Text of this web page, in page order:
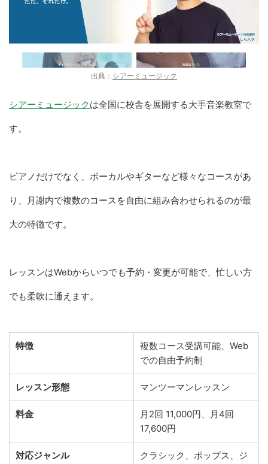
出典： シアーミュージック
シアーミュージックは全国に校舎を展開する大手音楽教室で
す。
ピアノだけでなく、ボーカルやギターなど様々なコースがあ
り、月謝内で複数のコースを自由に組み合わせられるのが最
大の特徴です。
レッスンはWebからいつでも予約・変更が可能で、忙しい方
でも柔軟に通えます。
特徴
複数コース受講可能、Web
での自由予約制
レッスン形態 マンツーマンレッスン
料金
月2回 11,000円、月4回
17,600円
対応ジャンル
クラシック、ポップス、ジ